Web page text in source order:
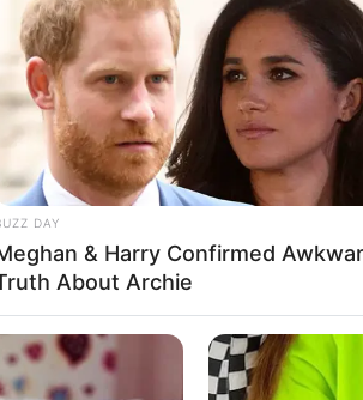
DAY
& Harry Confirmed
About Archie